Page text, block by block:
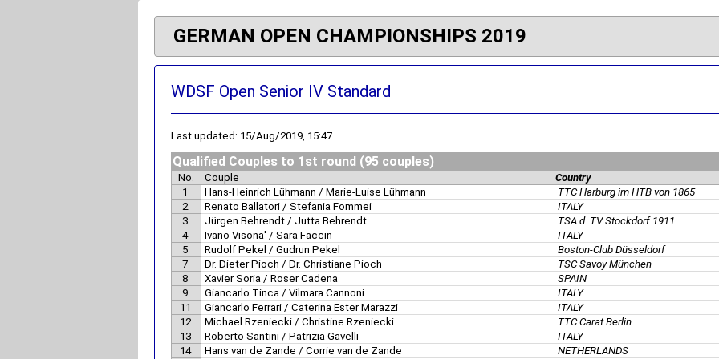
GERMAN OPEN CHAMPIONSHIPS 2019
WDSF Open Senior IV Standard
Last updated: 15/Aug/2019, 15:47
Qualified Couples to 1st round (95 couples)
No. Couple
Country
1
Hans-Heinrich Lühmann / Marie-Luise Lühmann
TTC Harburg im HTB von 1865
2
Renato Ballatori / Stefania Fommei
ITALY
3
Jürgen Behrendt / Jutta Behrendt
TSA d. TV Stockdorf 1911
4
Ivano Visona' / Sara Faccin
ITALY
5
Rudolf Pekel / Gudrun Pekel
Boston-Club Düsseldorf
7
Dr. Dieter Pioch / Dr. Christiane Pioch
TSC Savoy München
8
Xavier Soria / Roser Cadena
SPAIN
9
Giancarlo Tinca / Vilmara Cannoni
ITALY
11
Giancarlo Ferrari / Caterina Ester Marazzi
ITALY
12
Michael Rzeniecki / Christine Rzeniecki
TTC Carat Berlin
13
Roberto Santini / Patrizia Gavelli
ITALY
14
Hans van de Zande / Corrie van de Zande NETHERLANDS